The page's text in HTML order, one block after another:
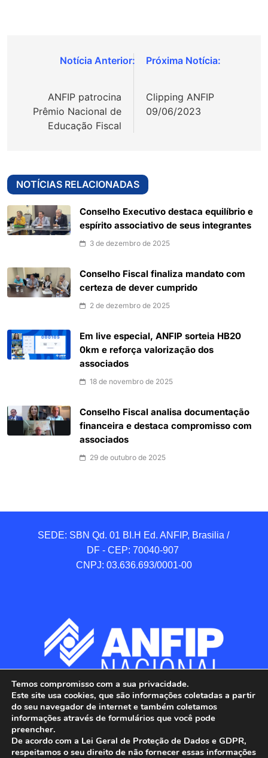
Navegação
Post
ANFIP patrocina
Prêmio Nacional de
Educação Fiscal
Clipping ANFIP
09/06/2023
NOTÍCIAS RELACIONADAS
Conselho Executivo destaca equilíbrio e
espírito associativo de seus integrantes
3 de dezembro de 2025
Conselho Fiscal finaliza mandato com
certeza de dever cumprido
2 de dezembro de 2025
Em live especial, ANFIP sorteia HB20
0km e reforça valorização dos
associados
18 de novembro de 2025
Conselho Fiscal analisa documentação
financeira e destaca compromisso com
associados
29 de outubro de 2025
SEDE: SBN Qd. 01 BI.H Ed. ANFIP, Brasilia /
DF - CEP: 70040-907
CNPJ: 03.636.693/0001-00
Temos compromisso com a sua privacidade.
Este site usa cookies, que são informações coletadas a partir
do seu navegador de internet e também coletamos
informações através de formulários que você pode
preencher.
De acordo com a Lei Geral de Proteção de Dados e GDPR,
respeitamos o seu direito de não fornecer essas informações